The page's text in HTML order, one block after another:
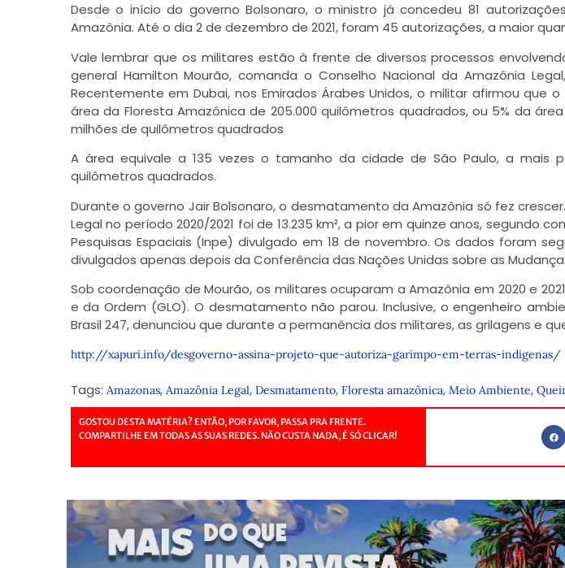
Desde o início do governo Bolsonaro, o ministro já concedeu 81
Amazônia. Até o dia 2 de dezembro de 2021, foram 45 autorizações, a maior
Vale lembrar que os militares estão à frente de diversos processos
general Hamilton Mourão, comanda o Conselho Nacional da Amazônia
Recentemente em Dubai, nos Emirados Árabes Unidos, o militar afirmou que
área da Floresta Amazônica de 205.000 quilômetros quadrados, ou 5% da
milhões de quilômetros quadrados
A área equivale a 135 vezes o tamanho da cidade de São Paulo, a mais
quilômetros quadrados.
Durante o governo Jair Bolsonaro, o desmatamento da Amazônia só fez
Legal no período 2020/2021 foi de 13.235 km², a pior em quinze anos, segundo
Pesquisas Espaciais (Inpe) divulgado em 18 de novembro. Os dados foram
divulgados apenas depois da Conferência das Nações Unidas sobre as
Sob coordenação de Mourão, os militares ocuparam a Amazônia em 2020 e
e da Ordem (GLO). O desmatamento não parou. Inclusive, o engenheiro
Brasil 247, denunciou que durante a permanência dos militares, as grilagens e
http://xapuri.info/desgoverno-assina-projeto-que-autoriza-garimpo-em-terras-indigenas/
Tags: Amazonas, Amazônia Legal, Desmatamento, Floresta amazônica, Meio Ambiente,
GOSTOU DESTA MATÉRIA? ENTÃO, POR FAVOR, PASSA PRA FRENTE.
COMPARTILHE EM TODAS AS SUAS REDES. NÃO CUSTA NADA, É SÓ CLICAR!